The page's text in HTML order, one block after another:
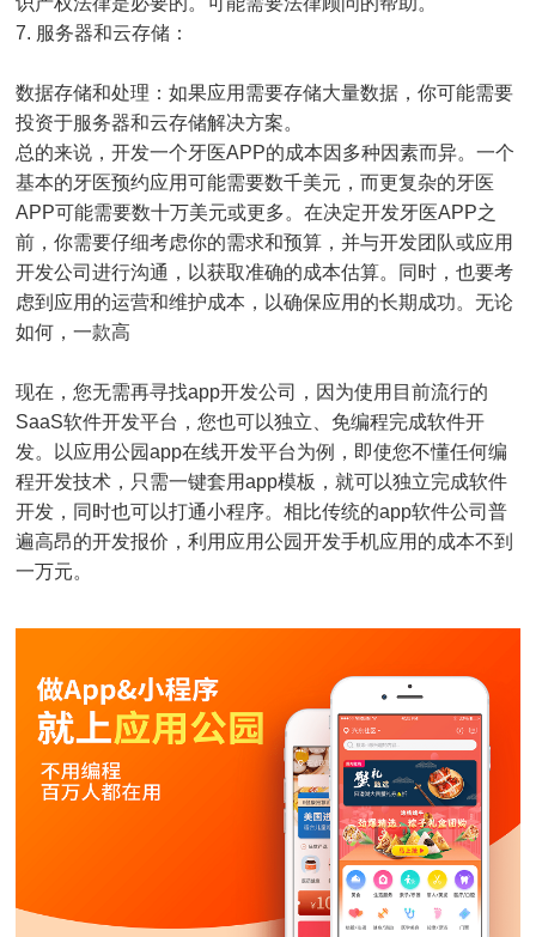
7. 服务器和云存储：
数据存储和处理：如果应用需要存储大量数据，你可能需要
投资于服务器和云存储解决方案。
总的来说，开发一个牙医APP的成本因多种因素而异。一个
基本的牙医预约应用可能需要数千美元，而更复杂的牙医
APP可能需要数十万美元或更多。在决定开发牙医APP之
前，你需要仔细考虑你的需求和预算，并与开发团队或应用
开发公司进行沟通，以获取准确的成本估算。同时，也要考
虑到应用的运营和维护成本，以确保应用的长期成功。无论
如何，一款高
现在，您无需再寻找app开发公司，因为使用目前流行的
SaaS软件开发平台，您也可以独立、免编程完成软件开
发。以应用公园app在线开发平台为例，即使您不懂任何编
程开发技术，只需一键套用app模板，就可以独立完成软件
开发，同时也可以打通小程序。相比传统的app软件公司普
遍高昂的开发报价，利用应用公园开发手机应用的成本不到
一万元。